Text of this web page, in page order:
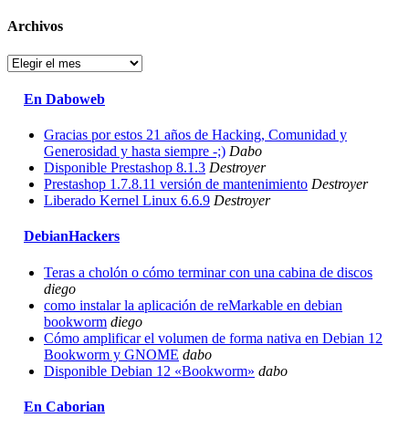
Archivos
Archivos
En Daboweb
Gracias por estos 21 años de Hacking, Comunidad y
Generosidad y hasta siempre -;) Dabo
Disponible Prestashop 8.1.3 Destroyer
Prestashop 1.7.8.11 versión de mantenimiento Destroyer
Liberado Kernel Linux 6.6.9 Destroyer
DebianHackers
Teras a cholón o cómo terminar con una cabina de discos
diego
como instalar la aplicación de reMarkable en debian
bookworm diego
Cómo amplificar el volumen de forma nativa en Debian 12
Bookworm y GNOME dabo
Disponible Debian 12 «Bookworm» dabo
En Caborian